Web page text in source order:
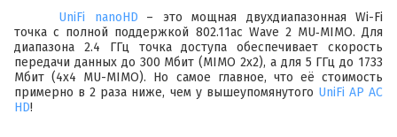
UniFi nanoHD
– это мощная двухдиапазонная Wi-Fi
точка с полной поддержкой 802.11ac Wave 2 MU‑MIMO. Для
диапазона 2.4 ГГц точка доступа обеспечивает скорость
передачи данных до 300 Мбит (MIMO 2x2), а для 5 ГГц до 1733
Мбит (4x4 MU-MIMO). Но самое главное, что её стоимость
примерно в 2 раза ниже, чем у вышеупомянутого UniFi AP AC
HD!